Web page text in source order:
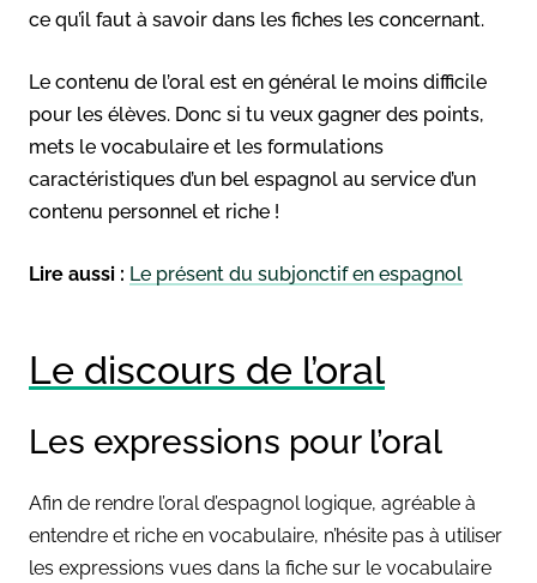
ce qu’il faut à savoir dans les fiches les concernant.
Le contenu de l’oral est en général le moins difficile
pour les élèves. Donc si tu veux gagner des points,
mets le vocabulaire et les formulations
caractéristiques d’un bel espagnol au service d’un
contenu personnel et riche !
Lire aussi : Le présent du subjonctif en espagnol
Le discours de l’oral
Les expressions pour l’oral
Afin de rendre l’oral d’espagnol logique, agréable à
entendre et riche en vocabulaire, n’hésite pas à utiliser
les expressions vues dans la fiche sur le vocabulaire